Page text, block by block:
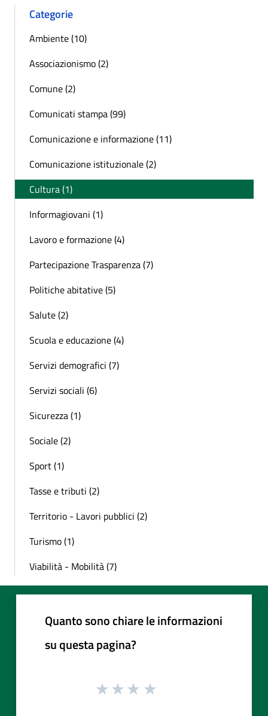
Categorie
Ambiente (10)
Associazionismo (2)
Comune (2)
Comunicati stampa (99)
Comunicazione e informazione (11)
Comunicazione istituzionale (2)
Cultura (1)
Informagiovani (1)
Lavoro e formazione (4)
Partecipazione Trasparenza (7)
Politiche abitative (5)
Salute (2)
Scuola e educazione (4)
Servizi demografici (7)
Servizi sociali (6)
Sicurezza (1)
Sociale (2)
Sport (1)
Tasse e tributi (2)
Territorio - Lavori pubblici (2)
Turismo (1)
Viabilità - Mobilità (7)
Quanto sono chiare le informazioni
su questa pagina?